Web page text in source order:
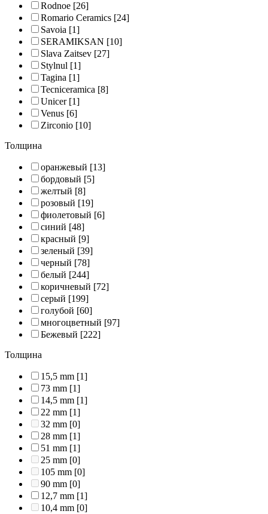
Rodnoe [26]
Romario Ceramics [24]
Savoia [1]
SERAMIKSAN [10]
Slava Zaitsev [27]
Stylnul [1]
Tagina [1]
Tecniceramica [8]
Unicer[1]
Venus [6]
Zirconio [10]
Толщина
оранжевый [13]
бордовый [5]
желтый [8]
розовый [19]
фиолетовый [6]
синий [48]
красный [9]
зеленый [39]
черный [78]
белый [244]
коричневый [72]
серый [199]
голубой [60]
многоцветный [97]
Бежевый [222]
Толщина
15,5 mm [1]
73 mm [1]
14,5 mm [1]
22 mm [1]
32 mm [0]
28 mm [1]
51 mm [1]
25 mm [0]
105 mm [0]
90 mm [0]
12,7 mm [1]
10,4 mm [0]